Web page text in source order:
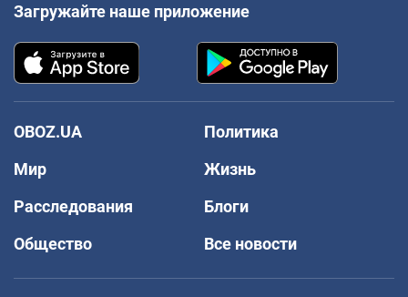
Загружайте наше приложение
OBOZ.UA
Политика
Мир
Жизнь
Расследования
Блоги
Общество
Все новости